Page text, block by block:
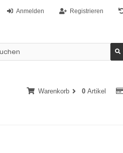
Registrieren
Anmelden
Warenkorb 0 Artikel